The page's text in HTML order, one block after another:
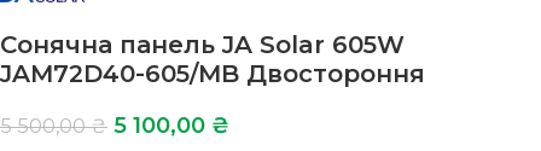
Сонячна панель JA Solar 605W
JAM72D40-605/MB Двостороння
5 500,00₴ 5 100,00 ₴